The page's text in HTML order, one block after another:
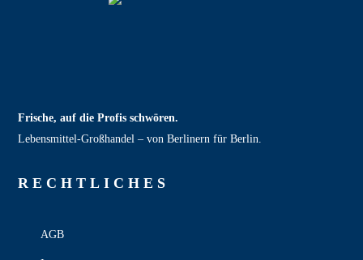
Frische, auf die Profis schwören.
Lebensmittel‑Großhandel – von Berlinern für Berlin.
RECHT­LICHES
AGB